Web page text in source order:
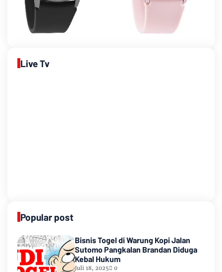
Live Tv
Popular post
Bisnis Togel di Warung Kopi Jalan
Sutomo Pangkalan Brandan Diduga
Kebal Hukum
Juli 18, 2025 0